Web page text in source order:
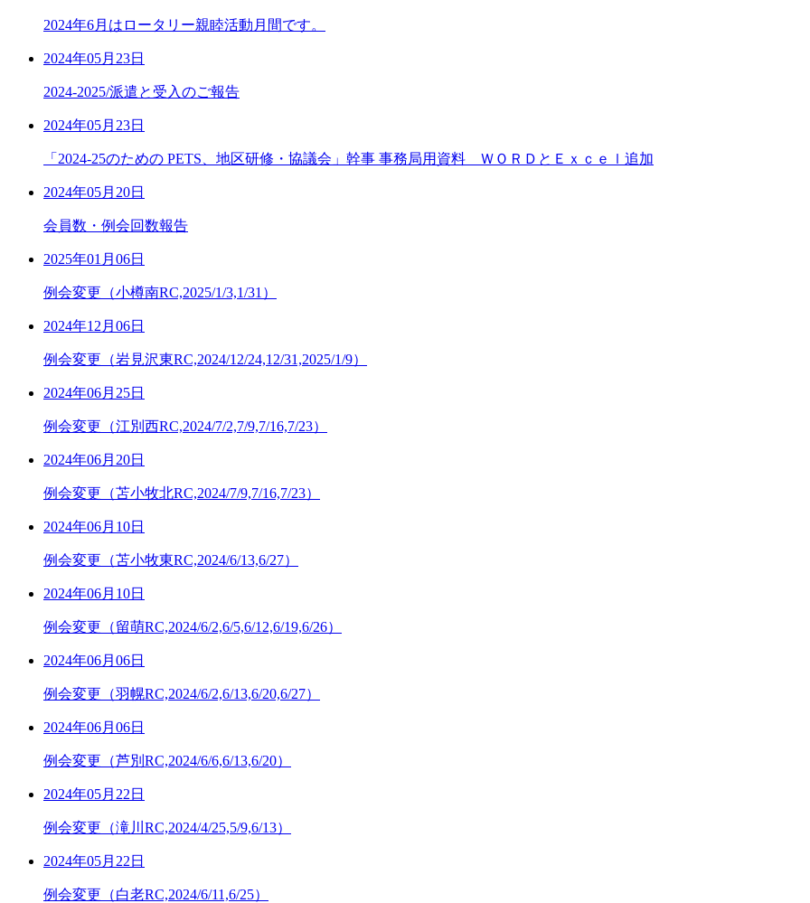
2024年6月はロータリー親睦活動月間です。
2024年05月23日
2024-2025/派遣と受入のご報告
2024年05月23日
「2024-25のための PETS、地区研修・協議会」幹事 事務局用資料 ＷＯＲＤとＥｘｃｅｌ追加
2024年05月20日
会員数・例会回数報告
2025年01月06日
例会変更（小樽南RC,2025/1/3,1/31）
2024年12月06日
例会変更（岩見沢東RC,2024/12/24,12/31,2025/1/9）
2024年06月25日
例会変更（江別西RC,2024/7/2,7/9,7/16,7/23）
2024年06月20日
例会変更（苫小牧北RC,2024/7/9,7/16,7/23）
2024年06月10日
例会変更（苫小牧東RC,2024/6/13,6/27）
2024年06月10日
例会変更（留萌RC,2024/6/2,6/5,6/12,6/19,6/26）
2024年06月06日
例会変更（羽幌RC,2024/6/2,6/13,6/20,6/27）
2024年06月06日
例会変更（芦別RC,2024/6/6,6/13,6/20）
2024年05月22日
例会変更（滝川RC,2024/4/25,5/9,6/13）
2024年05月22日
例会変更（白老RC,2024/6/11,6/25）